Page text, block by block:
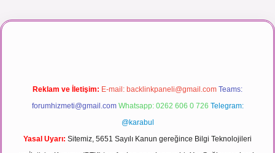
izle
Reklam ve İletişim: E-mail: backlinkpaneli@gmail.com Teams:
forumhizmeti@gmail.com Whatsapp: 0262 606 0 726 Telegram:
@karabul
Yasal Uyarı: Sitemiz, 5651 Sayılı Kanun gereğince Bilgi Teknolojileri